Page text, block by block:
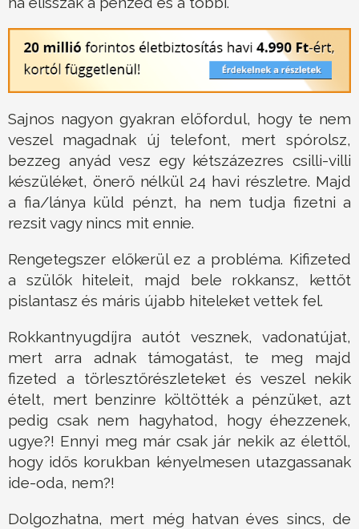
Sajnos nagyon gyakran előfordul, hogy te nem
veszel magadnak új telefont, mert spórolsz,
bezzeg anyád vesz egy kétszázezres csilli-villi
készüléket, önerő nélkül 24 havi részletre. Majd
a fia/lánya küld pénzt, ha nem tudja fizetni a
rezsit vagy nincs mit ennie.
Rengetegszer előkerül ez a probléma. Kifizeted
a szülők hiteleit, majd bele rokkansz, kettőt
pislantasz és máris újabb hiteleket vettek fel.
Rokkantnyugdíjra autót vesznek, vadonatújat,
mert arra adnak támogatást, te meg majd
fizeted a törlesztőrészleteket és veszel nekik
ételt, mert benzinre költötték a pénzüket, azt
pedig csak nem hagyhatod, hogy éhezzenek,
ugye?! Ennyi meg már csak jár nekik az élettől,
hogy idős korukban kényelmesen utazgassanak
ide-oda, nem?!
Dolgozhatna, mert még hatvan éves sincs, de